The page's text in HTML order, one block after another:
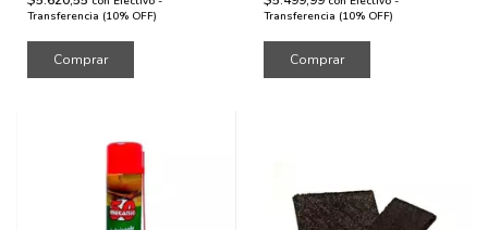
Transferencia (10% OFF)
Transferencia (10% OFF)
Comprar